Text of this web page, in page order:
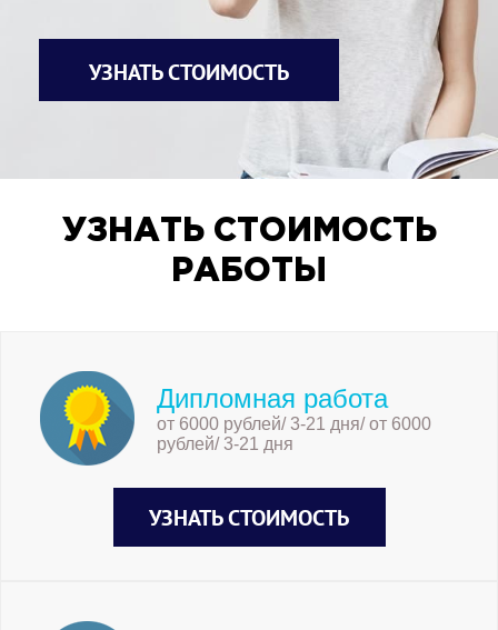
УЗНАТЬ СТОИМОСТЬ
УЗНАТЬ СТОИМОСТЬ
РАБОТЫ
Дипломная работа
от 6000 рублей/ 3-21 дня/ от 6000
рублей/ 3-21 дня
УЗНАТЬ СТОИМОСТЬ